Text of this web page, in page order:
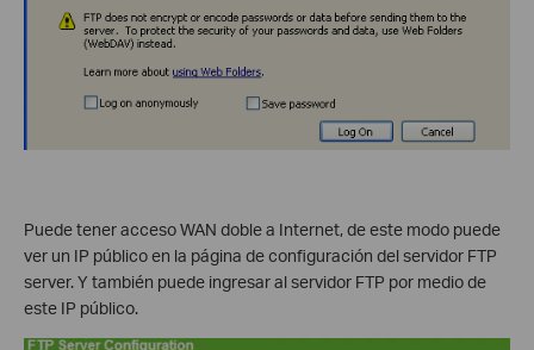
Puede tener acceso WAN doble a Internet, de este modo puede
ver un IP público en la página de configuración del servidor FTP
server. Y también puede ingresar al servidor FTP por medio de
este IP público.